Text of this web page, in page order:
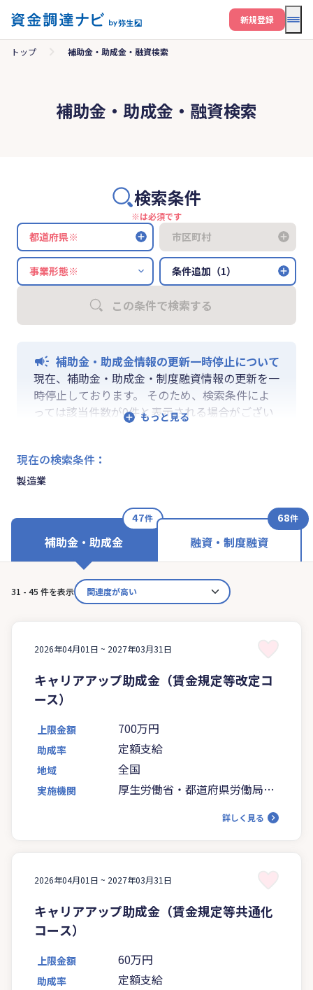
メ
新規登録
トップ 補助金・助成金・融資検索
補助金・助成金・融資検索
検索条件
※は必須です
都道府県※ 市区町村
条件追加（1）
この条件で検索する
補助金・助成金情報の更新一時停止について
現在、補助金・助成金・制度融資情報の更新を一
時停止しております。 そのため、検索条件によ
っては該当件数が0件と表示される場合がござい
ます。 ご迷惑をおかけしますが、更新再開まで
なお、融資情報、ならびに「学ぶ」「作る」「相
談する」の各機能は通常通りご利用いただけま
現在の検索条件 ：
製造業
補助金・助成金
47件
融資・制度融資
68件
31 - 45 件を表示
2026年04月01日 ~ 2027年03月31日
キャリアアップ助成金（賃金規定等改定コ
ース）
上限金額 700万円
助成率 定額支給
地域 全国
実施機関
厚生労働省・都道府県労働局・
詳しく見る
2026年04月01日 ~ 2027年03月31日
キャリアアップ助成金（賃金規定等共通化
コース）
上限金額 60万円
助成率 定額支給